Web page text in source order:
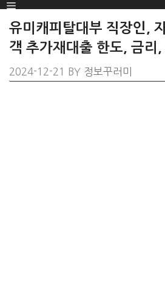
SKIP
TO
CONTENT
Menu
유미캐피탈대부 직장인,
객 추가재대출 한도, 금리,
2024-12-21 BY 정보꾸러미